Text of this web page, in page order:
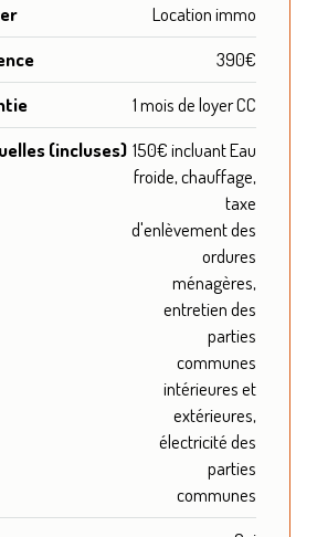
Location immo
390€
1 mois de loyer CC
(incluses) 150€ incluant Eau
froide, chauffage,
taxe
d'enlèvement des
ordures
ménagères,
entretien des
parties
communes
intérieures et
extérieures,
électricité des
parties
communes